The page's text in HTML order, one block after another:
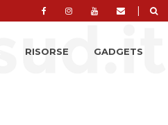
|
RISORSE GADGETS